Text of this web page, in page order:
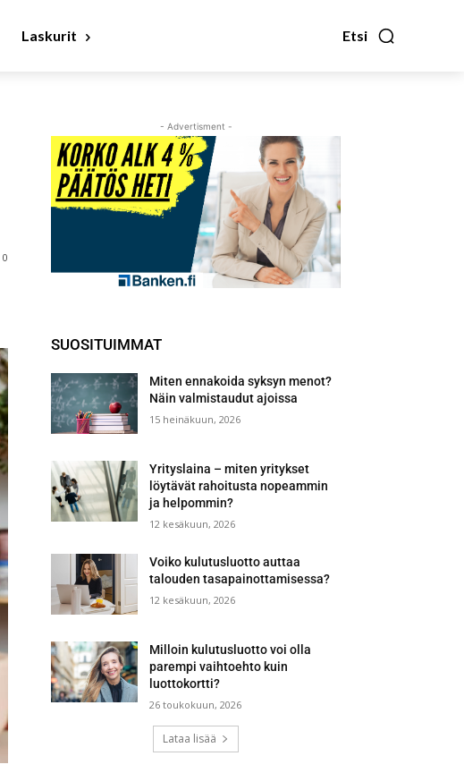
Etsi
Laskurit
0
- Advertisment -
SUOSITUIMMAT
Miten ennakoida syksyn menot?
Näin valmistaudut ajoissa
15 heinäkuun, 2026
Yrityslaina – miten yritykset
löytävät rahoitusta nopeammin
ja helpommin?
12 kesäkuun, 2026
Voiko kulutusluotto auttaa
talouden tasapainottamisessa?
12 kesäkuun, 2026
Milloin kulutusluotto voi olla
parempi vaihtoehto kuin
luottokortti?
26 toukokuun, 2026
Lataa lisää